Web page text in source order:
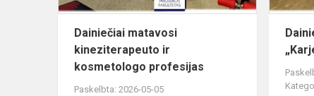
Dainiečiai matavosi
kineziterapeuto ir
kosmetologo profesijas
Paskelbta: 2026-05-05